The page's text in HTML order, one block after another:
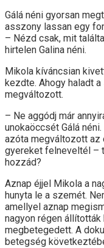
Gálá néni gyorsan
asszony lassan egy
– Nézd csak, mit
hirtelen Galina néni.
Mikola kíváncsian
kezdte. Ahogy haladt
megváltozott.
– Ne aggódj már
unokaöccsét Gálá
azóta megváltozott az
gyereket felneveltél –
hozzád?
Aznap éjjel Mikola a
hunyta le a szemét.
amellyel aznap
nagyon régen állították
megbetegedett. A
betegség